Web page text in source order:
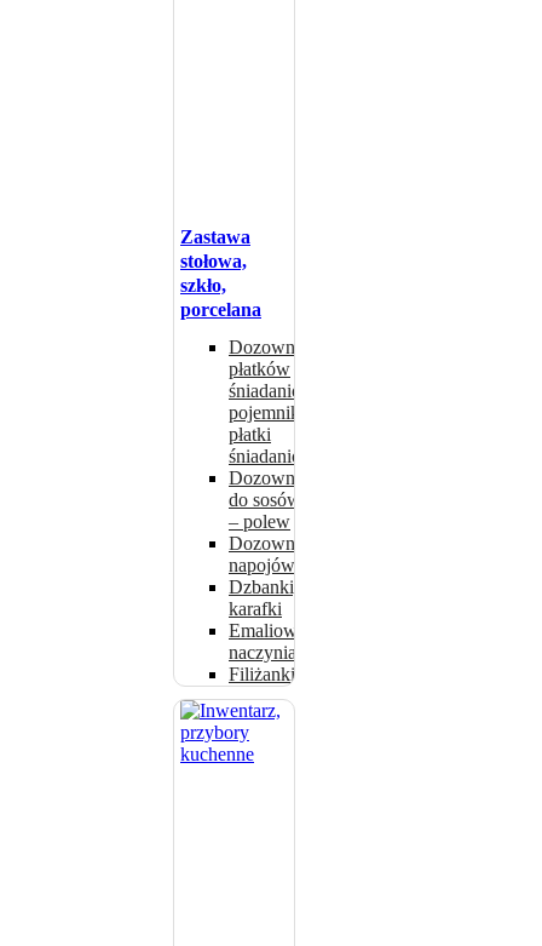
Zastawa
stołowa,
szkło,
porcelana
Dozowniki do
płatków
śniadaniowych,
pojemniki na
płatki
śniadaniowe
Dozowniki
do sosów
– polew
Dozowniki
napojów
Dzbanki,
karafki
Emaliowane
naczynia
Filiżanki